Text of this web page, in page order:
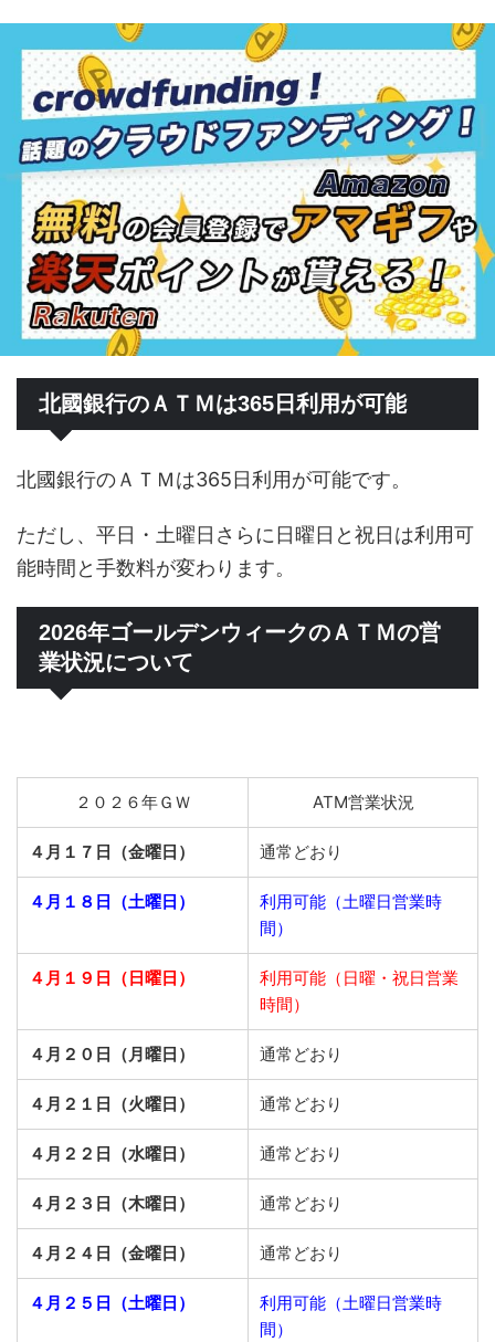
北國銀行のＡＴＭは365日利用が可能
北國銀行のＡＴＭは365日利用が可能です。
ただし、平日・土曜日さらに日曜日と祝日は利用可
能時間と手数料が変わります。
2026年ゴールデンウィークのＡＴＭの営
業状況について
２０２６年ＧＷ ATM営業状況
４月１７日（金曜日） 通常どおり
４月１８日（土曜日）
利用可能（土曜日営業時
間）
４月１９日（日曜日）
利用可能（日曜・祝日営業
時間）
４月２０日（月曜日） 通常どおり
４月２１日（火曜日） 通常どおり
４月２２日（水曜日） 通常どおり
４月２３日（木曜日） 通常どおり
４月２４日（金曜日） 通常どおり
４月２５日（土曜日）
利用可能（土曜日営業時
間）